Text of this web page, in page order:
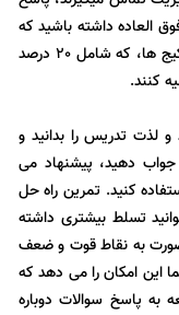
العاده داشته باشید که
هنگام واریز هزینه بسته بندی و پست و ارسال پکیج ها، که شامل 20 درصد
کنند.
و لذت تدریس را بدانید و
جواب دهید، پیشنهاد می
کنید. تمرین راه حل
تسلط بیشتری داشته
به نقاط قوت و ضعف
این امکان را می دهد که
به پاسخ سوالات دوباره